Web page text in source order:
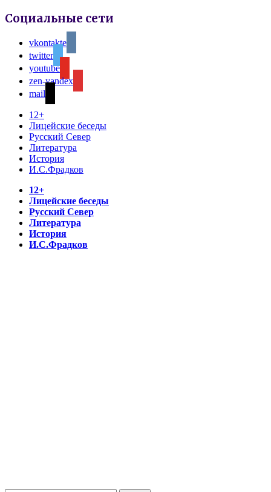
Социальные сети
vkontakte
twitter
youtube
zen-yandex
mail
12+
Лицейские беседы
Русский Север
Литература
История
И.С.Фрадков
12+
Лицейские беседы
Русский Север
Литература
История
И.С.Фрадков